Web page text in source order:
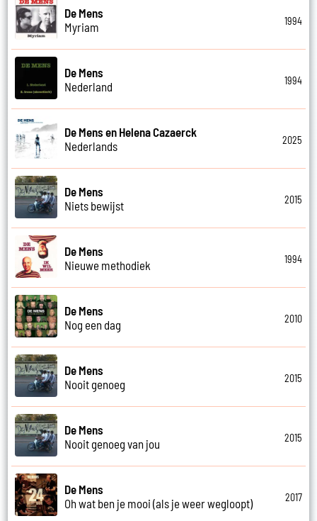
De Mens
Myriam
1994
De Mens
Nederland
1994
De Mens en Helena Cazaerck
Nederlands
2025
De Mens
Niets bewijst
2015
De Mens
Nieuwe methodiek
1994
De Mens
Nog een dag
2010
De Mens
Nooit genoeg
2015
De Mens
Nooit genoeg van jou
2015
De Mens
Oh wat ben je mooi (als je weer wegloopt)
2017